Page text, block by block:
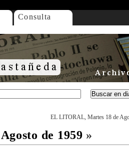
Consulta
EL LITORAL, Martes 18 de
de 1959 »